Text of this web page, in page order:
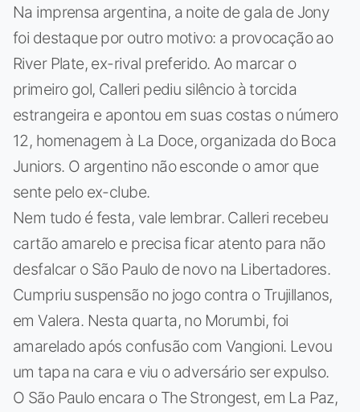
Na imprensa argentina, a noite de gala de Jony
foi destaque por outro motivo: a provocação ao
River Plate, ex-rival preferido. Ao marcar o
primeiro gol, Calleri pediu silêncio à torcida
estrangeira e apontou em suas costas o número
12, homenagem à La Doce, organizada do Boca
Juniors. O argentino não esconde o amor que
sente pelo ex-clube.
Nem tudo é festa, vale lembrar. Calleri recebeu
cartão amarelo e precisa ficar atento para não
desfalcar o São Paulo de novo na Libertadores.
Cumpriu suspensão no jogo contra o Trujillanos,
em Valera. Nesta quarta, no Morumbi, foi
amarelado após confusão com Vangioni. Levou
um tapa na cara e viu o adversário ser expulso.
O São Paulo encara o The Strongest, em La Paz,